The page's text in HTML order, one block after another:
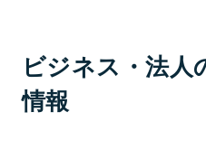
ビジネス・法人
情報